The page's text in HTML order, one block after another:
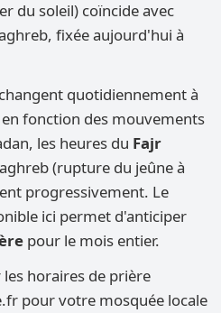
du soleil) coïncide avec
fixée aujourd'hui à
changent quotidiennement à
fonction des mouvements
les heures du Fajr
(rupture du jeûne à
progressivement. Le
ici permet d'anticiper
pour le mois entier.
horaires de prière
pour votre mosquée locale